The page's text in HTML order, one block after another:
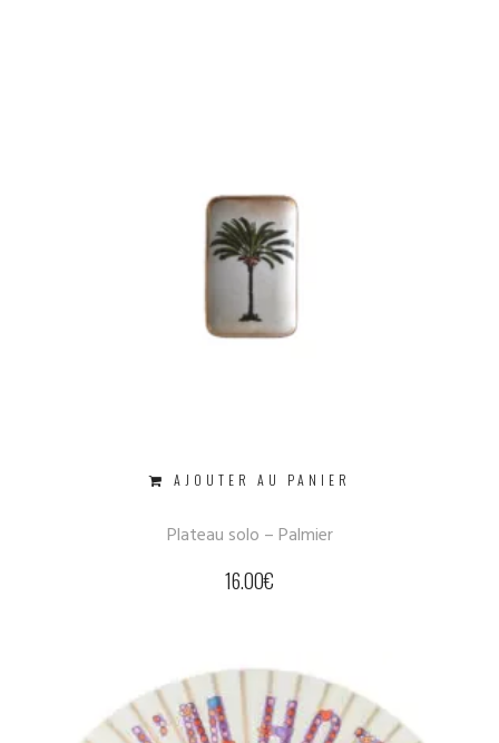
AJOUTER AU PANIER
Plateau solo – Palmier
16.00€